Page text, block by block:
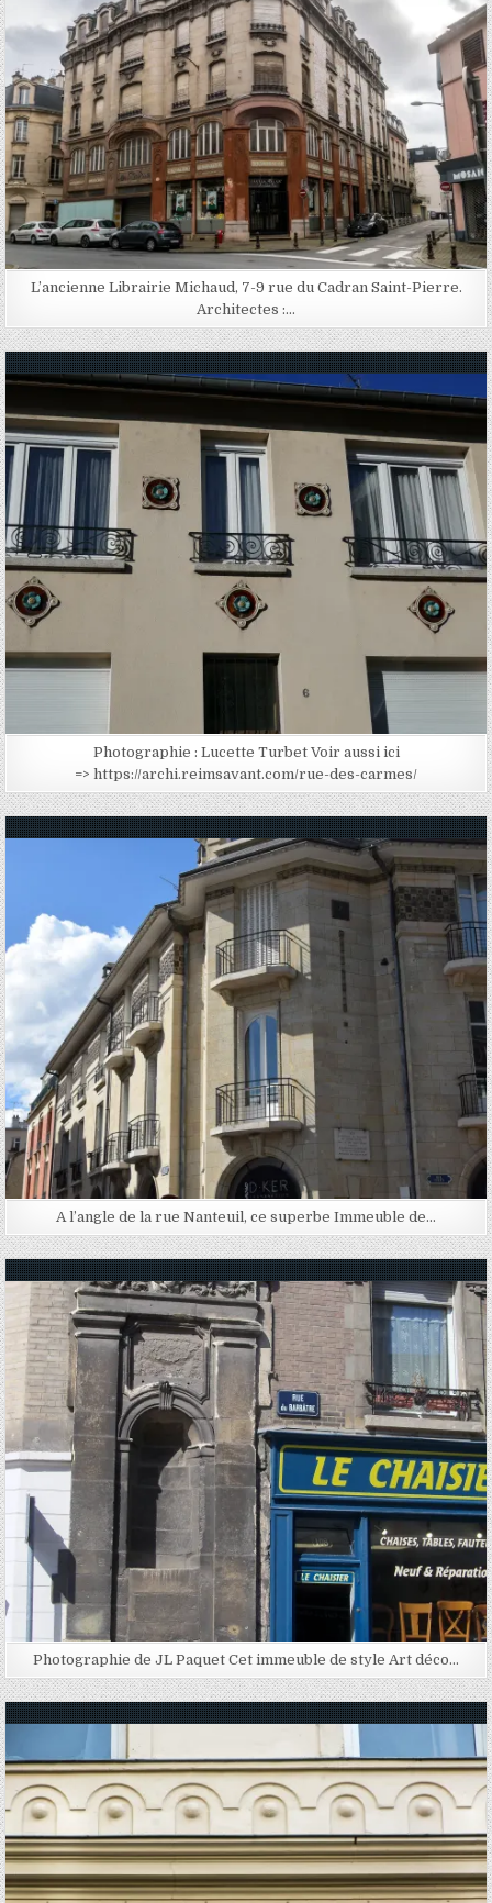
L’ancienne Librairie Michaud, 7-9 rue du Cadran Saint-Pierre.
Architectes :…
Photographie : Lucette Turbet Voir aussi ici
=> https://archi.reimsavant.com/rue-des-carmes/
Posted in
A l’angle de la rue Nanteuil, ce superbe Immeuble de…
Posted in
Photographie de JL Paquet Cet immeuble de style Art déco…
Posted in